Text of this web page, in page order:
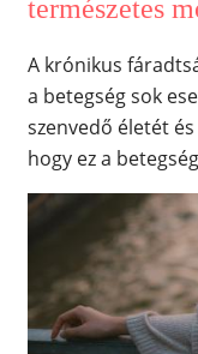
természetes
A krónikus
a betegség sok
szenvedő életét
hogy ez a